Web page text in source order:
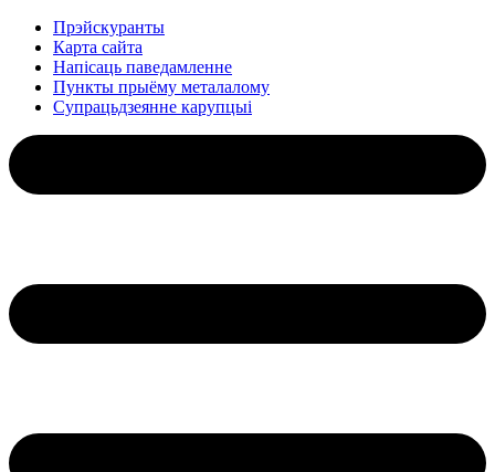
Прэйскуранты
Карта сайта
Напісаць паведамленне
Пункты прыёму металалому
Супрацьдзеянне карупцыі